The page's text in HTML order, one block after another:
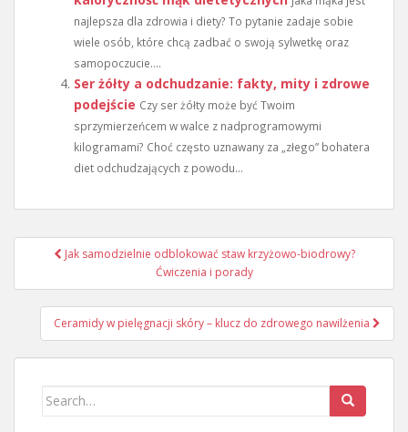
najlepsza dla zdrowia i diety? To pytanie zadaje sobie
wiele osób, które chcą zadbać o swoją sylwetkę oraz
samopoczucie....
Ser żółty a odchudzanie: fakty, mity i zdrowe
podejście Czy ser żółty może być Twoim
sprzymierzeńcem w walce z nadprogramowymi
kilogramami? Choć często uznawany za „złego” bohatera
diet odchudzających z powodu...
Nawigacja
Jak samodzielnie odblokować staw krzyżowo-biodrowy?
Ćwiczenia i porady
Ceramidy w pielęgnacji skóry – klucz do zdrowego nawilżenia
Search